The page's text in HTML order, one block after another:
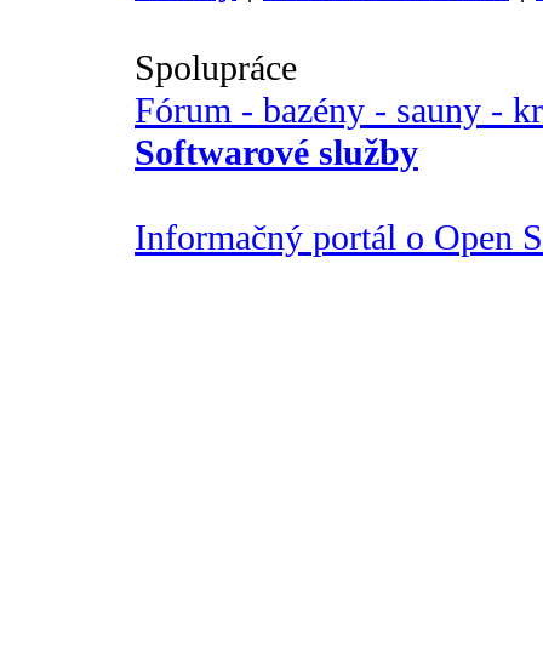
Spolupráce
Fórum - bazény - sauny -
Softwarové služby
Informačný portál o Open